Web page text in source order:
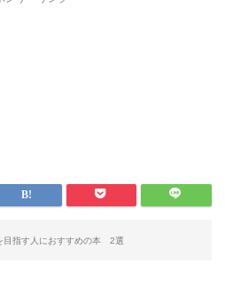
目指す人におすすめの本 2選